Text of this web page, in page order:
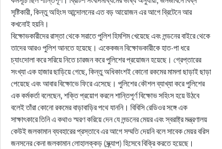
সৃষ্টিকারী, কিন্তু অহিংস আন্দোলনের এত বড় আয়োজন এর আগে ব্রিটেনে আর
কখনোই হয়নি।
বিক্ষোভকারীদের রাস্তা থেকে সরাতে পুলিশ হিমশিম খেয়েছে এবং লন্ডনের বাইরে থেকে
তাদের আরও পুলিশ আনতে হয়েছে। একেকজন বিক্ষোভকারীকে হাত-পা ধরে
চ্যাংদোলা করে সরিয়ে নিতে চারজন করে পুলিশের প্রয়োজন হয়েছে। গ্রেপ্তারের
সংখ্যা এক হাজার ছাড়িয়ে গেছে, কিন্তু অধিকাংশই কোনো রকমের মামলা ছাড়াই ছাড়া
পেয়েছে এবং আবার বিক্ষোভে ফিরে এসেছে। পুলিশের কৌশল ব্যাখ্যা করে পুলিশের
এক কর্মকর্তা বলেছেন, শক্তি প্রয়োগ করলে শান্তিপূর্ণ বিক্ষোভ সহিংস হয়ে উঠবে
বলেই তাঁরা কোনো রকমের বাড়াবাড়ির পথে যাননি। বিবিসি রেডিওর সঙ্গে এক
সাক্ষাৎকারে তিনি এ কথাও স্মরণ করিয়ে দেন যে লন্ডনের মেয়র এবং স্বরাষ্ট্র মন্ত্রণালয়
কেউই জলকামান ব্যবহারের প্রস্তাবে এর আগে সম্মতি দেয়নি বলে সাবেক মেয়র বরিস
জনসনের কেনা জলকামান লোহালক্কড় (স্ক্র্যাপ) হিসেবে বিক্রি করতে হয়েছে।